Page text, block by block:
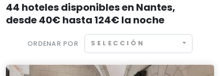
44 hoteles disponibles en Nantes,
desde 40€ hasta 124€ la noche
ORDENAR POR SELECCIÓN